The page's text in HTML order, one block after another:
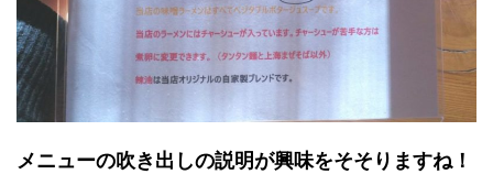
メニューの吹き出しの説明が興味をそそりますね！